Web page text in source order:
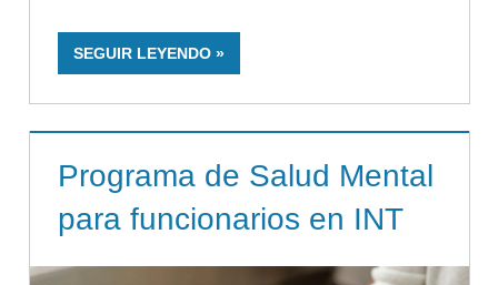
SEGUIR LEYENDO
Programa de Salud Mental
para funcionarios en INT